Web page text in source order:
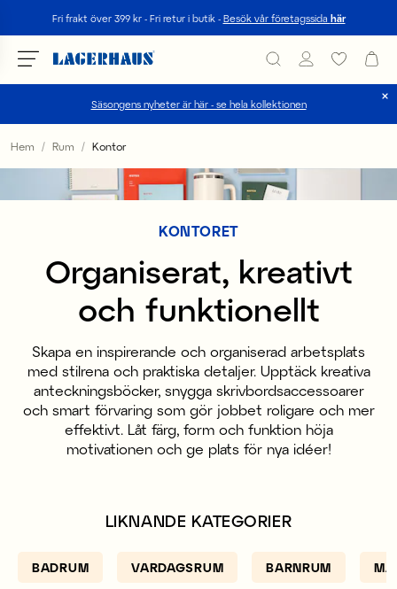
Fri frakt över 399 kr - Fri retur i butik - Besök vår företagssida här
Säsongens nyheter är här - se hela kollektionen
Välj språk / valuta
DK / EUR
SE / SEK
Hem Rum Kontor
KONTORET
Organiserat, kreativt
och funktionellt
Skapa en inspirerande och organiserad arbetsplats
med stilrena och praktiska detaljer. Upptäck kreativa
anteckningsböcker, snygga skrivbordsaccessoarer
och smart förvaring som gör jobbet roligare och mer
effektivt. Låt färg, form och funktion höja
motivationen och ge plats för nya idéer!
LIKNANDE KATEGORIER
BADRUM VARDAGSRUM BARNRUM